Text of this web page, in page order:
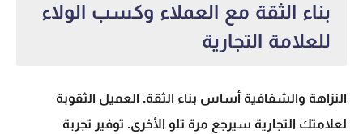
بناء الثقة مع العملاء وكسب الولاء
للعلامة التجارية
النزاهة والشفافية أساس بناء الثقة. العميل الثقوبة
لعلامتك التجارية سيرجع مرة تلو الأخرى. توفير تجربة